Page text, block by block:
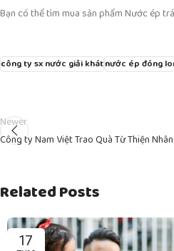
Bạn có thể tìm mua sản phẩm Nước ép
công ty sx nước giải khátnước ép đóng
Newer
Công ty Nam Việt Trao Quà Từ Thiện
Related Posts
17